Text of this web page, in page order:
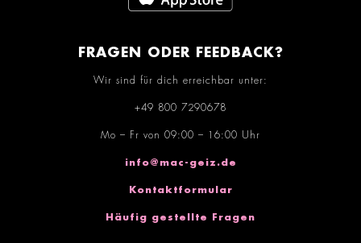
FRAGEN ODER FEEDBACK?
Wir sind für dich erreichbar unter:
+49 800 7290678
Mo – Fr von 09:00 – 16:00 Uhr
info@mac-geiz.de
Kontaktformular
Häufig gestellte Fragen